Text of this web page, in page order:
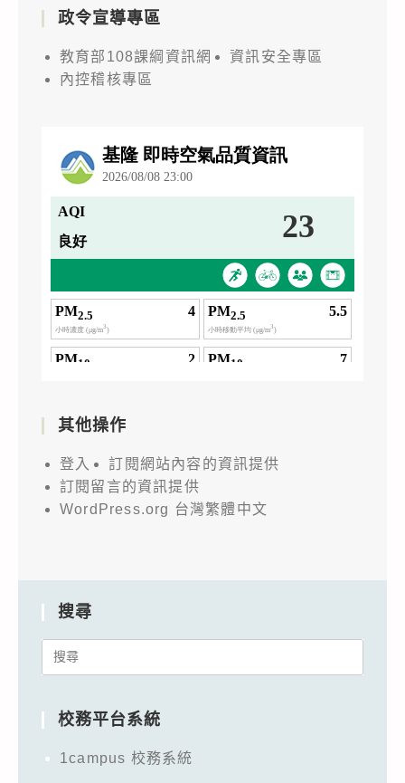
政令宣導專區
教育部108課綱資訊網
資訊安全專區
內控稽核專區
其他操作
登入
訂閱網站內容的資訊提供
訂閱留言的資訊提供
WordPress.org 台灣繁體中文
搜尋
Search
校務平台系統
1campus 校務系統